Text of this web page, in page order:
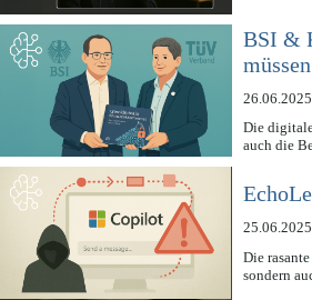
BSI &
müssen
26.06.2025
Die
auch die
25.06.2025
Die
sondern